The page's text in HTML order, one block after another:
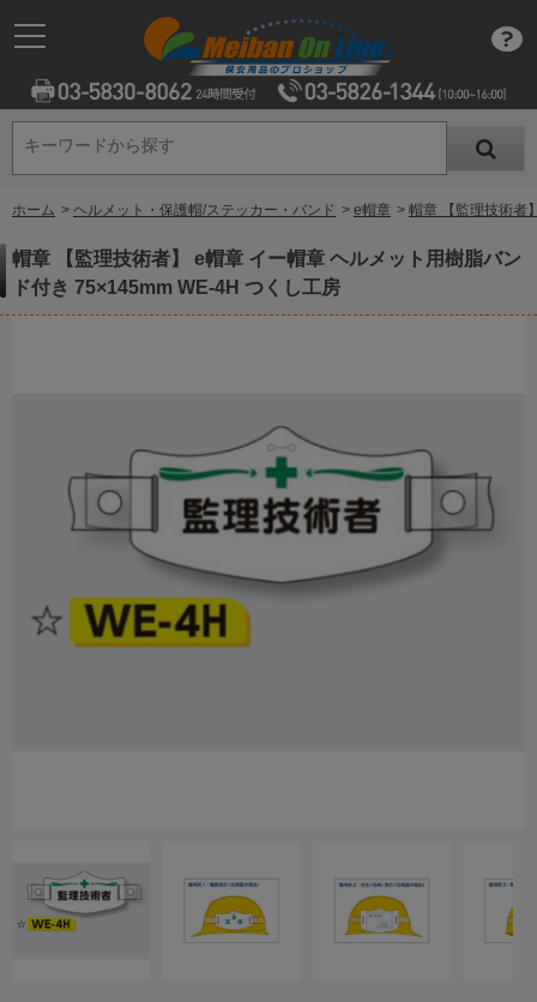
キーワードから探す
キーワードから探す
ホーム > ヘルメット・保護帽/ステッカー・バンド > e帽章 > 帽章 【監理技術者
帽章 【監理技術者】 e帽章 イー帽章 ヘルメット用樹脂バン
ド付き 75×145mm WE-4H つくし工房